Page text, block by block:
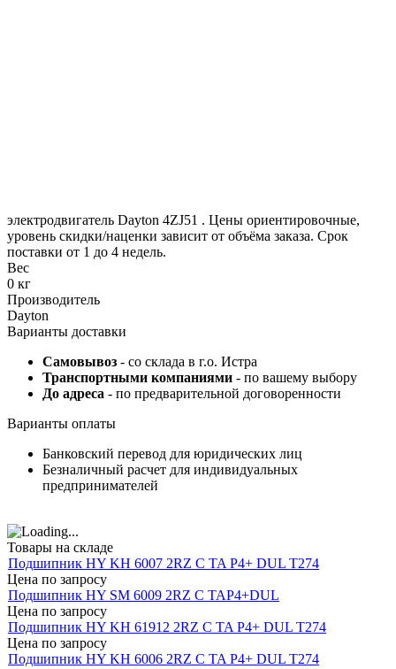
электродвигатель Dayton 4ZJ51 . Цены ориентировочные,
уровень скидки/наценки зависит от объёма заказа. Срок
поставки от 1 до 4 недель.
Вес
0 кг
Производитель
Dayton
Варианты доставки
Самовывоз - со склада в г.о. Истра
Транспортными компаниями - по вашему выбору
До адреса - по предварительной договоренности
Варианты оплаты
Банковский перевод для юридических лиц
Безналичный расчет для индивидуальных
предпринимателей
Товары на складе
Подшипник HY KH 6007 2RZ C TA P4+ DUL T274
Цена по запросу
Подшипник HY SM 6009 2RZ C TAP4+DUL
Цена по запросу
Подшипник HY KH 61912 2RZ C TA P4+ DUL T274
Цена по запросу
Подшипник HY KH 6006 2RZ C TA P4+ DUL T274